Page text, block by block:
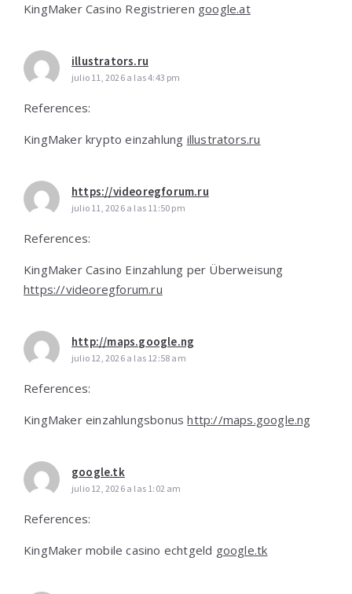
KingMaker Casino Registrieren google.at
illustrators.ru
julio 11, 2026 a las 4:43 pm
References:
KingMaker krypto einzahlung illustrators.ru
https://videoregforum.ru
julio 11, 2026 a las 11:50 pm
References:
KingMaker Casino Einzahlung per Überweisung
https://videoregforum.ru
http://maps.google.ng
julio 12, 2026 a las 12:58 am
References:
KingMaker einzahlungsbonushttp://maps.google.ng
google.tk
julio 12, 2026 a las 1:02 am
References:
KingMaker mobile casino echtgeld google.tk